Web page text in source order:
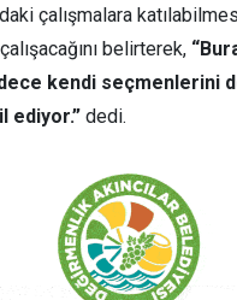
çalışmalara
belirterek,
kendi seçmenlerini
ediyor.” dedi.